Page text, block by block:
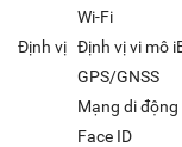
Định vị
Wi-Fi
Định vị vi mô
GPS/GNSS
Mạng di động
Face ID